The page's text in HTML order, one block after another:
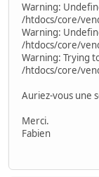
Warning:
/htdocs/core/
Warning:
/htdocs/core/
Warning: Trying
/htdocs/core/
Auriez-vous une
Merci.
Fabien